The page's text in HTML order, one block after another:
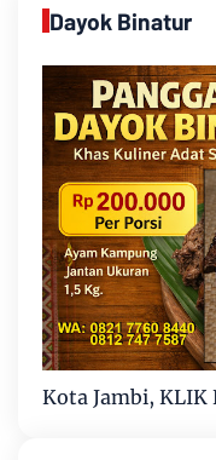
Dayok Binatur
Kota Jambi, KLIK